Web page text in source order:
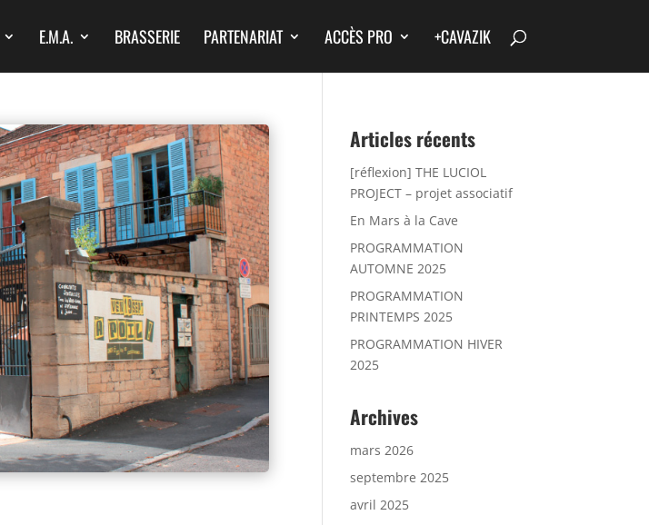
E.M.A. BRASSERIE PARTENARIAT ACCÈS PRO +CAVAZIK
Articles récents
[réflexion] THE LUCIOL
PROJECT – projet associatif
En Mars à la Cave
PROGRAMMATION
AUTOMNE 2025
PROGRAMMATION
PRINTEMPS 2025
PROGRAMMATION HIVER
2025
Archives
mars 2026
septembre 2025
avril 2025